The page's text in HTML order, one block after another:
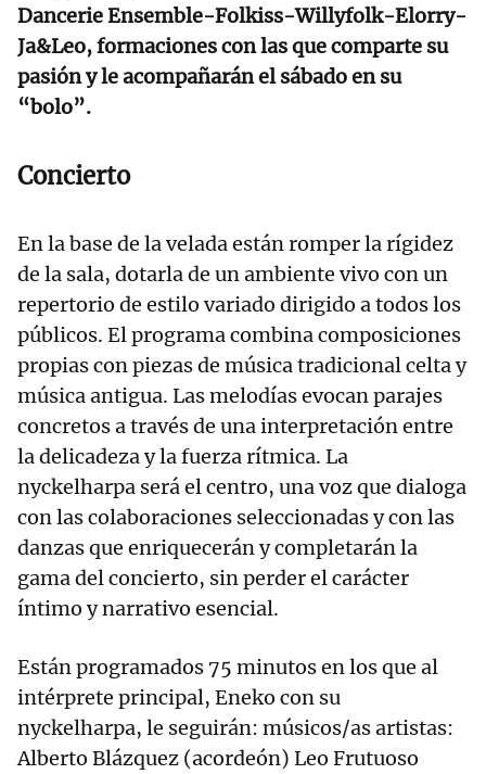
Dancerie Ensemble-Folkiss-Willyfolk-Elorry-
Ja&Leo, formaciones con las que comparte su
pasión y le acompañarán el sábado en su
“bolo”.
Concierto
En la base de la velada están romper la rígidez
de la sala, dotarla de un ambiente vivo con un
repertorio de estilo variado dirigido a todos los
públicos. El programa combina composiciones
propias con piezas de música tradicional celta y
música antigua. Las melodías evocan parajes
concretos a través de una interpretación entre
la delicadeza y la fuerza rítmica. La
nyckelharpa será el centro, una voz que dialoga
con las colaboraciones seleccionadas y con las
danzas que enriquecerán y completarán la
gama del concierto, sin perder el carácter
íntimo y narrativo esencial.
Están programados 75 minutos en los que al
intérprete principal, Eneko con su
nyckelharpa, le seguirán: músicos/as artistas:
Alberto Blázquez (acordeón) Leo Frutuoso